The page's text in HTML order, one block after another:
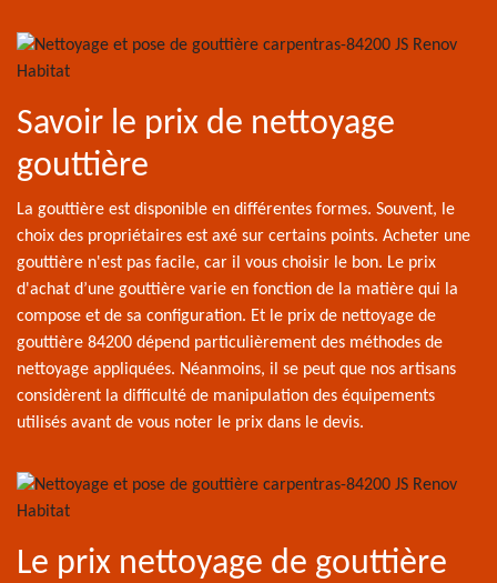
Savoir le prix de nettoyage
gouttière
La gouttière est disponible en différentes formes. Souvent, le
choix des propriétaires est axé sur certains points. Acheter une
gouttière n'est pas facile, car il vous choisir le bon. Le prix
d'achat d’une gouttière varie en fonction de la matière qui la
compose et de sa configuration. Et le prix de nettoyage de
gouttière 84200 dépend particulièrement des méthodes de
nettoyage appliquées. Néanmoins, il se peut que nos artisans
considèrent la difficulté de manipulation des équipements
utilisés avant de vous noter le prix dans le devis.
Le prix nettoyage de gouttière